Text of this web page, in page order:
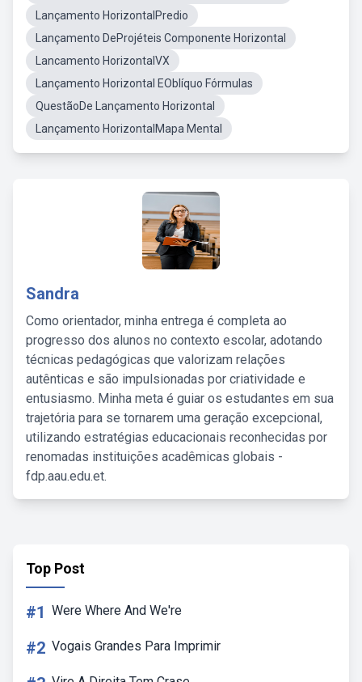
Lançamento HorizontalPredio
Lançamento DeProjéteis Componente Horizontal
Lancamento HorizontalVX
Lançamento Horizontal EOblíquo Fórmulas
QuestãoDe Lançamento Horizontal
Lançamento HorizontalMapa Mental
Sandra
Como orientador, minha entrega é completa ao
progresso dos alunos no contexto escolar, adotando
técnicas pedagógicas que valorizam relações
autênticas e são impulsionadas por criatividade e
entusiasmo. Minha meta é guiar os estudantes em sua
trajetória para se tornarem uma geração excepcional,
utilizando estratégias educacionais reconhecidas por
renomadas instituições acadêmicas globais -
fdp.aau.edu.et.
Top Post
#1 Were Where And We're
#2 Vogais Grandes Para Imprimir